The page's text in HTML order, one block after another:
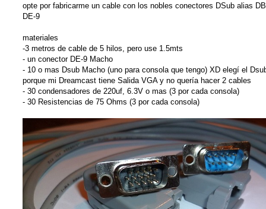
opte por fabricarme un cable con los nobles conectores DSub alias
DE-9
materiales
-3 metros de cable de 5 hilos, pero use 1.5mts
- un conector DE-9 Macho
- 10 o mas Dsub Macho (uno para consola que tengo) XD elegí el
porque mi Dreamcast tiene Salida VGA y no quería hacer 2 cables
- 30 condensadores de 220uf, 6.3V o mas (3 por cada consola)
- 30 Resistencias de 75 Ohms (3 por cada consola)